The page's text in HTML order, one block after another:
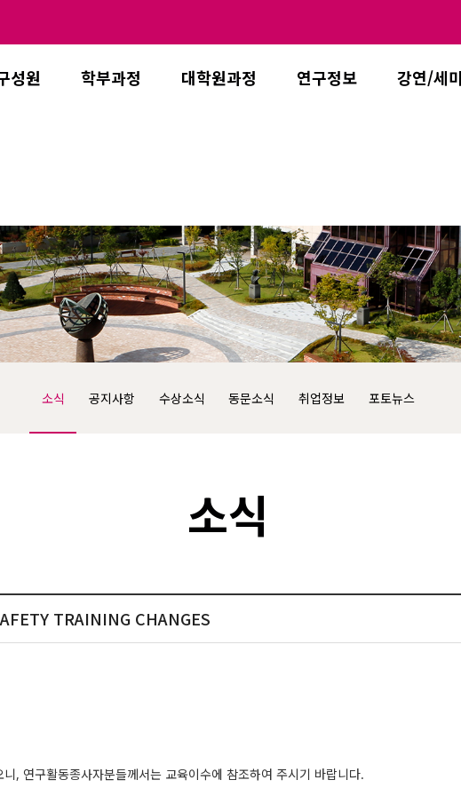
성원 학부과정 대학원과정 연구정보 강연/세
소식 공지사항 수상소식 동문소식 취업정보 포토뉴스
소식
TRAINING CHANGES
, 연구활동종사자분들께서는 교육이수에 참조하여 주시기 바랍니다.